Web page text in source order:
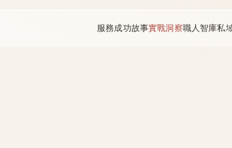
服務成功故事實戰洞察職人智庫私